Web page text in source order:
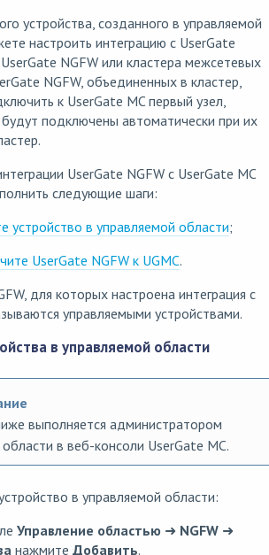
устройства, созданного в управляемой
настроить интеграцию с UserGate
NGFW или кластера межсетевых
NGFW, объединенных в кластер,
к UserGate MC первый узел,
подключены автоматически при их
UserGate NGFW с UserGate MC
следующие шаги:
устройство в управляемой области;
UserGate NGFW к UGMC.
для которых настроена интеграция с
управляемыми устройствами.
в управляемой области
выполняется администратором
в веб-консоли UserGate MC.
в управляемой области:
Управление областью ➜ NGFW ➜
нажмите Добавить.